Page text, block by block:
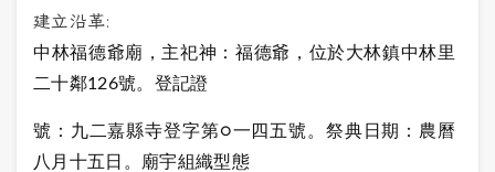
建立沿革:
中林福德爺廟，主祀神：福德爺，位於大林鎮中林里
二十鄰126號。登記證
號：九二嘉縣寺登字第○一四五號。祭典日期：農曆
八月十五日。廟宇組織型態